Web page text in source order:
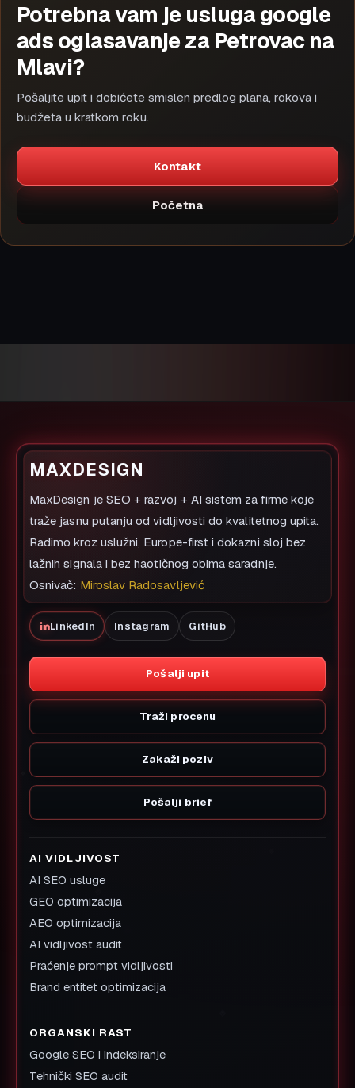
Potrebna vam je usluga google
ads oglasavanje za Petrovac na
Mlavi?
Pošaljite upit i dobićete smislen predlog plana, rokova i
budžeta u kratkom roku.
Kontakt
Početna
MAXDESIGN
MaxDesign je SEO + razvoj + AI sistem za firme koje
traže jasnu putanju od vidljivosti do kvalitetnog upita.
Radimo kroz uslužni, Europe-first i dokazni sloj bez
lažnih signala i bez haotičnog obima saradnje.
Osnivač: Miroslav Radosavljević
LinkedIn Instagram GitHub
Pošalji upit
Traži procenu
Zakaži poziv
Pošalji brief
AI VIDLJIVOST
AI SEO usluge
GEO optimizacija
AEO optimizacija
AI vidljivost audit
Praćenje prompt vidljivosti
Brand entitet optimizacija
ORGANSKI RAST
Google SEO i indeksiranje
Tehnički SEO audit